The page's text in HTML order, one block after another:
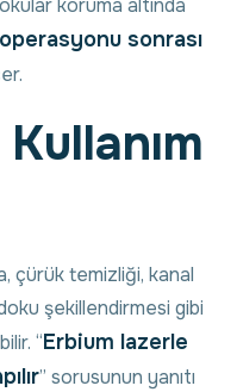
koruma altında
sonrası
çürük temizliği, kanal
şekillendirmesi gibi
“Erbium lazerle
” sorusunun yanıtı